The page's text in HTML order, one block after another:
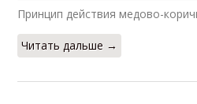
Принцип действия медово-
Читать дальше →